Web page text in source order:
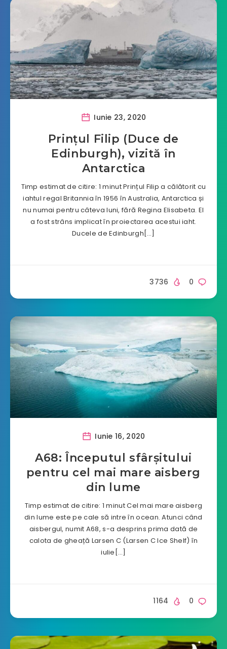
Iunie 23, 2020
Prințul Filip (Duce de
Edinburgh), vizită în
Antarctica
Timp estimat de citire: 1 minut Prințul Filip a călătorit cu
iahtul regal Britannia în 1956 în Australia, Antarctica și
nu numai pentru câteva luni, fără Regina Elisabeta. El
a fost strâns implicat în proiectarea acestui iaht.
Ducele de Edinburgh[…]
0
3736
Iunie 16, 2020
A68: Începutul sfârșitului
pentru cel mai mare aisberg
din lume
Timp estimat de citire: 1 minut Cel mai mare aisberg
din lume este pe cale să intre în ocean. Atunci când
aisbergul, numit A68, s-a desprins prima dată de
calota de gheață Larsen C (Larsen C Ice Shelf) în
iulie[…]
0
1164